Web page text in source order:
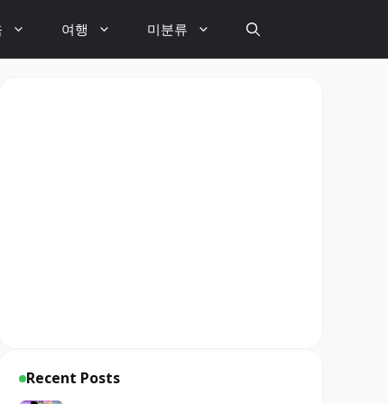
여행 미분류
Recent Posts